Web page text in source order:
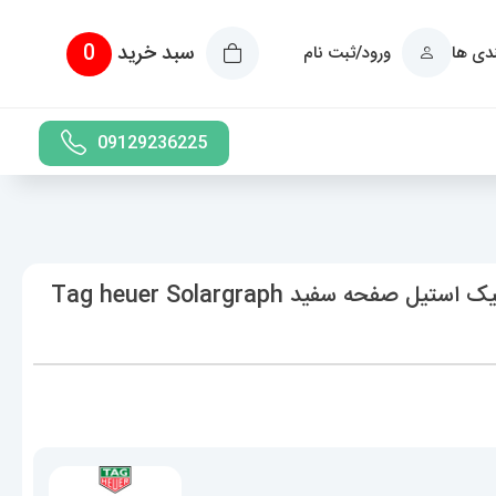
ها ورود/ثبت نام سبد خرید 0
09129236225
ساعت تگ هویر مردانه سولارگراف اتوماتیک استیل صفحه سفید Tag heuer Solargraph